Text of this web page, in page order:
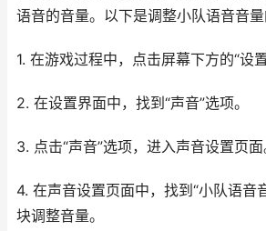
语音的音量。以下是调整小队语音音量
1. 在游戏过程中，点击屏幕下方的“设置
2. 在设置界面中，找到“声音”选项。
3. 点击“声音”选项，进入声音设置页面
4. 在声音设置页面中，找到“小队语音
块调整音量。